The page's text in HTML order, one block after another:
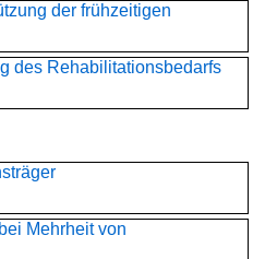
der frühzeitigen
des Rehabilitationsbedarfs
Mehrheit von